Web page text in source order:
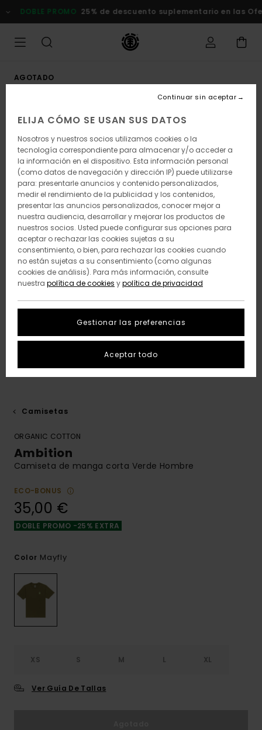
la
DOBLE PROMO 25% de descuento suplementario en las
AGOTADO
Camisetas
ORGANIC COTTON
Ambition
Camiseta de manga corta Verde Hombre
ECO-BONUS
35,00 €
DOBLE PROMO -25% EXTRA
Color Mayfly
XS S M L XL
Ver Guía De Tallas
ELIJA CÓMO SE USAN SUS DATOS
Nosotros y nuestros socios utilizamos cookies o la
tecnología correspondiente para almacenar y/o acceder a
la información en el dispositivo. Esta información personal
(como datos de navegación y dirección IP) puede utilizarse
para: presentarle anuncios y contenido personalizados,
medir el rendimiento de la publicidad y los contenidos,
presentar las anuncios personalizados, conocer mejor a
nuestra audiencia, desarrollar y mejorar los productos de
nuestros socios. Usted puede configurar sus opciones para
aceptar o rechazar las cookies sujetas a su
consentimiento, o bien, para rechazar las cookies cuando
no están sujetas a su consentimiento (como algunas
cookies de análisis). Para más información, consulte
nuestra política de cookies ypolítica de privacidad
Gestionar las preferencias
Continuar sin aceptar
Aceptar todo